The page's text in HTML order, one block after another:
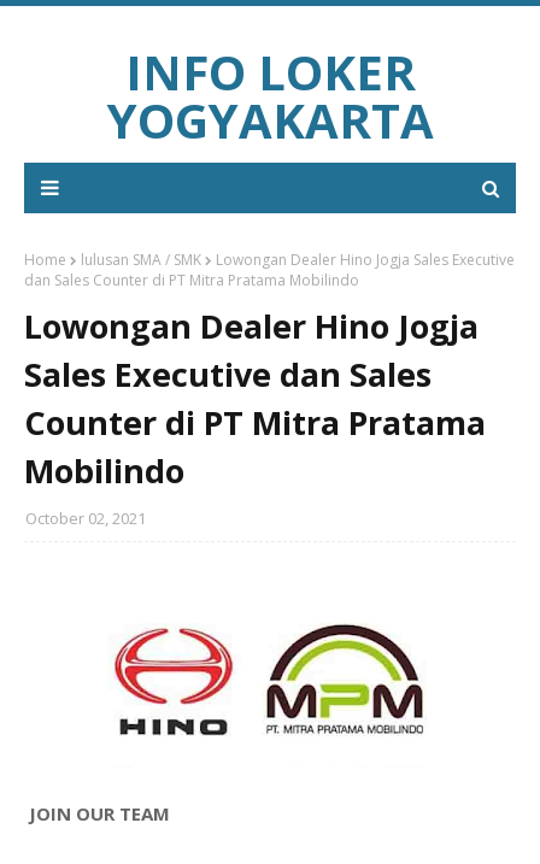
INFO LOKER
YOGYAKARTA
Home lulusan SMA / SMK
Lowongan Dealer Hino Jogja Sales Executive
dan Sales Counter di PT Mitra Pratama Mobilindo
Lowongan Dealer Hino Jogja
Sales Executive dan Sales
Counter di PT Mitra Pratama
Mobilindo
October 02, 2021
JOIN OUR TEAM